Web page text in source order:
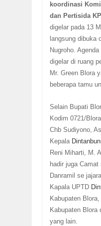
koordinasi
dan Pertisida
digelar pada 13
langsung dibuka
Nugroho.
digelar di ruang
Mr. Green Blora
beberapa tamu
Selain Bupati
Kodim 0721/
Chb Sudiyono,
Kepala
Reni Miharti, M.
hadir juga
Danramil se
Kapala UPTD
Kabupaten
Kabupaten Blora
yang lain.